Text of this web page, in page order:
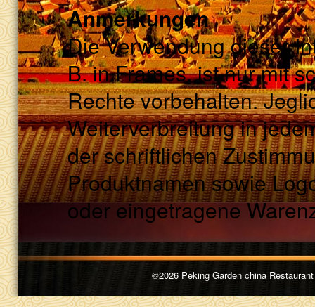
Anmerkungen
Die Verwendung dieser
B. in Frames, ist nur mit
Rechte vorbehalten.
Weiterverbreitung in
der schriftlichen
Produktnamen sowie
oder eingetragene
©2026 Peking Garden china